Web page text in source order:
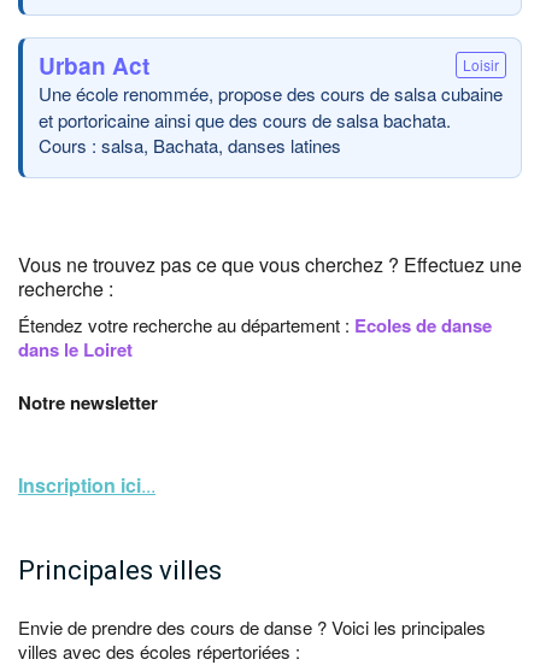
Urban Act Loisir
Une école renommée, propose des cours de salsa cubaine
et portoricaine ainsi que des cours de salsa bachata.
Cours : salsa, Bachata, danses latines
Vous ne trouvez pas ce que vous cherchez ? Effectuez une
recherche :
Étendez votre recherche au département : Ecoles de danse
dans le Loiret
Notre newsletter
Inscription ici...
Principales villes
Envie de prendre des cours de danse ? Voici les principales
villes avec des écoles répertoriées :